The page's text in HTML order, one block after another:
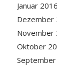
Januar 2016
Dezember
November
Oktober